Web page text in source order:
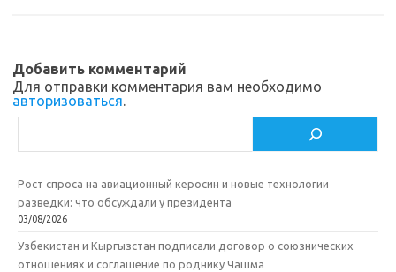
i
k
k
и
т
Добавить комментарий
Для отправки комментария вам необходимо
авторизоваться.
Рост спроса на авиационный керосин и новые технологии
разведки: что обсуждали у президента
03/08/2026
Узбекистан и Кыргызстан подписали договор о союзнических
отношениях и соглашение по роднику Чашма